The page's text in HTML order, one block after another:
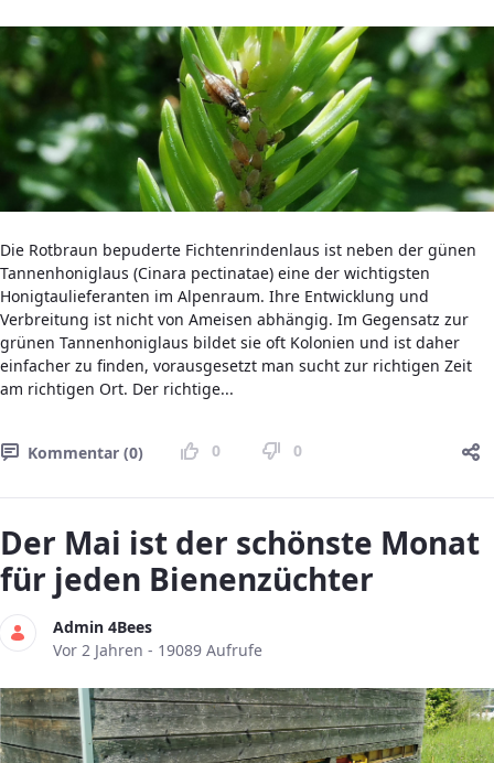
Die Rotbraun bepuderte Fichtenrindenlaus ist neben der günen
Tannenhoniglaus (Cinara pectinatae) eine der wichtigsten
Honigtaulieferanten im Alpenraum. Ihre Entwicklung und
Verbreitung ist nicht von Ameisen abhängig. Im Gegensatz zur
grünen Tannenhoniglaus bildet sie oft Kolonien und ist daher
einfacher zu finden, vorausgesetzt man sucht zur richtigen Zeit
am richtigen Ort. Der richtige...
Kommentar (0) 0 0
Der Mai ist der schönste Monat
für jeden Bienenzüchter
Admin 4Bees
Publikationsdatum
Vor 2 Jahren - 19089 Aufrufe